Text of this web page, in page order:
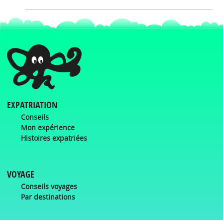
EXPATRIATION
Conseils
Mon expérience
Histoires expatriées
VOYAGE
Conseils voyages
Par destinations